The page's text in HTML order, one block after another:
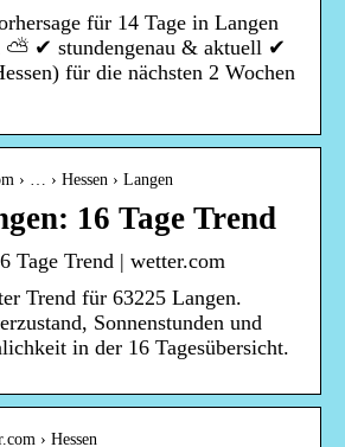
für 14 Tage in Langen
⛅ ✔ stundengenau & aktuell ✔
für die nächsten 2 Wochen
› … › Hessen › Langen
16 Tage Trend
Tage Trend | wetter.com
Trend für 63225 Langen.
Sonnenstunden und
in der 16 Tagesübersicht.
› Hessen